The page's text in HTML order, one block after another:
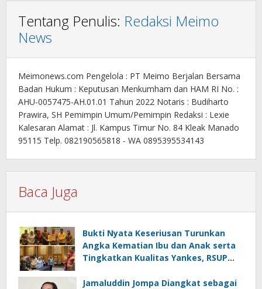
Tentang Penulis: Redaksi Meimo
News
Meimonews.com Pengelola : PT Meimo Berjalan Bersama
Badan Hukum : Keputusan Menkumham dan HAM RI No. :
AHU-0057475-AH.01.01 Tahun 2022 Notaris : Budiharto
Prawira, SH Pemimpin Umum/Pemimpin Redaksi : Lexie
Kalesaran Alamat : Jl. Kampus Timur No. 84 Kleak Manado
95115 Telp. 082190565818 - WA 0895395534143
Baca Juga
Bukti Nyata Keseriusan Turunkan
Angka Kematian Ibu dan Anak serta
Tingkatkan Kualitas Yankes, RSUP
Nasional
Jamaluddin Jompa Diangkat sebagai